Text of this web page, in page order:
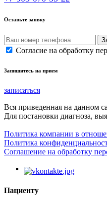
Оставьте заявку
Согласие на обработку
Запишитесь на прием
записаться
Вся приведенная на данном
Для постановки диагноза,
Политика компании в
Политика
Соглашение на обработку
Пациенту